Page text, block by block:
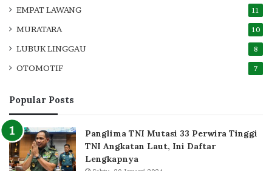
EMPAT LAWANG 11
MURATARA 10
LUBUK LINGGAU 8
OTOMOTIF 7
Popular Posts
Panglima TNI Mutasi 33 Perwira Tinggi
TNI Angkatan Laut, Ini Daftar
Lengkapnya